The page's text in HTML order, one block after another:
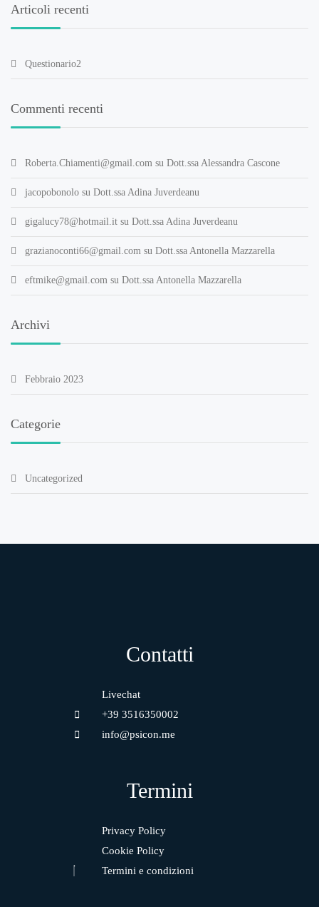
Articoli recenti
Questionario2
Commenti recenti
Roberta.Chiamenti@gmail.com su Dott.ssa Alessandra Cascone
jacopobonolo su Dott.ssa Adina Juverdeanu
gigalucy78@hotmail.it su Dott.ssa Adina Juverdeanu
grazianoconti66@gmail.com su Dott.ssa Antonella Mazzarella
eftmike@gmail.com su Dott.ssa Antonella Mazzarella
Archivi
Febbraio 2023
Categorie
Uncategorized
Contatti
Livechat
+39 3516350002
info@psicon.me
Termini
Privacy Policy
Cookie Policy
Termini e condizioni